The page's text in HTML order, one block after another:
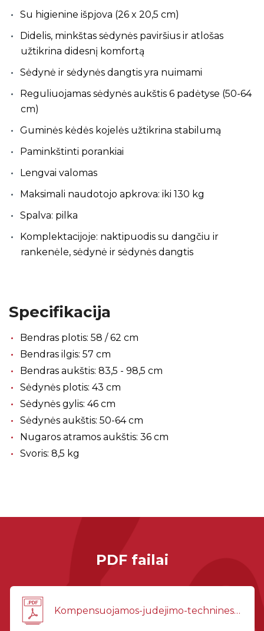
Su higienine išpjova (26 x 20,5 cm)
Didelis, minkštas sėdynės paviršius ir atlošas
užtikrina didesnį komfortą
Sėdynė ir sėdynės dangtis yra nuimami
Reguliuojamas sėdynės aukštis 6 padėtyse (50-64
cm)
Guminės kėdės kojelės užtikrina stabilumą
Paminkštinti porankiai
Lengvai valomas
Maksimali naudotojo apkrova: iki 130 kg
Spalva: pilka
Komplektacijoje: naktipuodis su dangčiu ir
rankenėle, sėdynė ir sėdynės dangtis
Specifikacija
Bendras plotis: 58 / 62 cm
Bendras ilgis: 57 cm
Bendras aukštis: 83,5 - 98,5 cm
Sėdynės plotis: 43 cm
Sėdynės gylis: 46 cm
Sėdynės aukštis: 50-64 cm
Nugaros atramos aukštis: 36 cm
Svoris: 8,5 kg
PDF failai
Kompensuojamos-judejimo-technines-pagalbos-priemones-2026-03-24(1).pdf